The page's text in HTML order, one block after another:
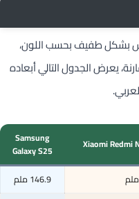
ووزن ريدمي نوت 15 برو بلس بشكل طفيف بحسب اللون،
يعرض الجدول التالي أبعاده
Xiaomi Redmi
Samsung
Galaxy S25
146.9 ملم